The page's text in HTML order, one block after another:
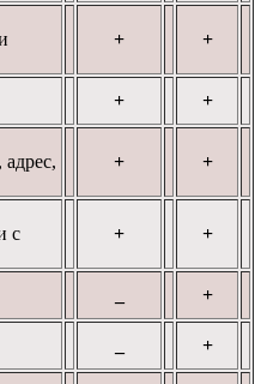
+ +
+ +
+ +
с + +
+
+